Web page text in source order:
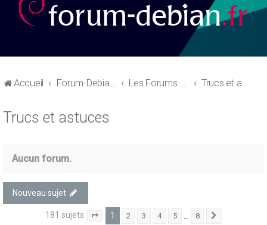
Accueil Forum-Debian.fr Les Forums d'aide Trucs et astuces
Trucs et astuces
Aucun forum.
Nouveau sujet
181 sujets Page sur 8
1 2 3 4 5 8